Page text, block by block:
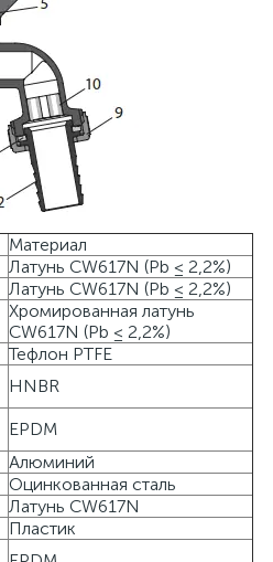
Материал
Латунь CW617N (Pb ≤ 2,2%)
Латунь CW617N (Pb ≤ 2,2%)
Хромированная латунь
CW617N (Pb ≤ 2,2%)
Тефлон PTFE
HNBR
EPDM
Алюминий
Оцинкованная сталь
Латунь CW617N
Пластик